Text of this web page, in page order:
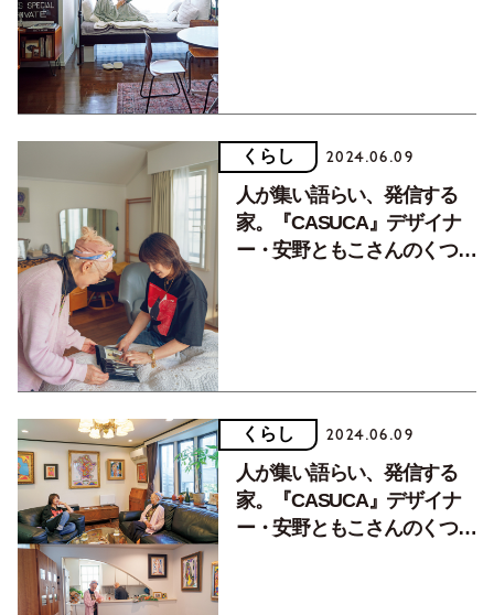
くらし 2024.06.09
人が集い語らい、発信する
家。『CASUCA』デザイナ
ー・安野ともこさんのくつろ
くらし 2024.06.09
人が集い語らい、発信する
家。『CASUCA』デザイナ
ー・安野ともこさんのくつろ